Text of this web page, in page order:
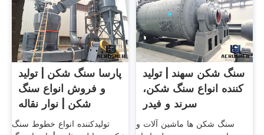
پارسا سنگ شکن | تولید
و فروش انواع سنگ
شکن | نوار نقاله
تولیدکننده انواع خطوط سنگ
سنگ شکن سهند | تولید
کننده انواع سنگ شکن،
سرند و فیدر
سنگ شکن ها ماشین آلات و